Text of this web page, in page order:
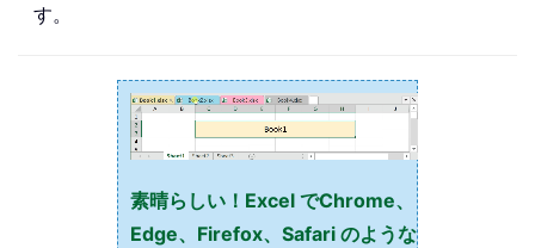
す。
素晴らしい！Excel でChrome、
Edge、Firefox、Safari のような